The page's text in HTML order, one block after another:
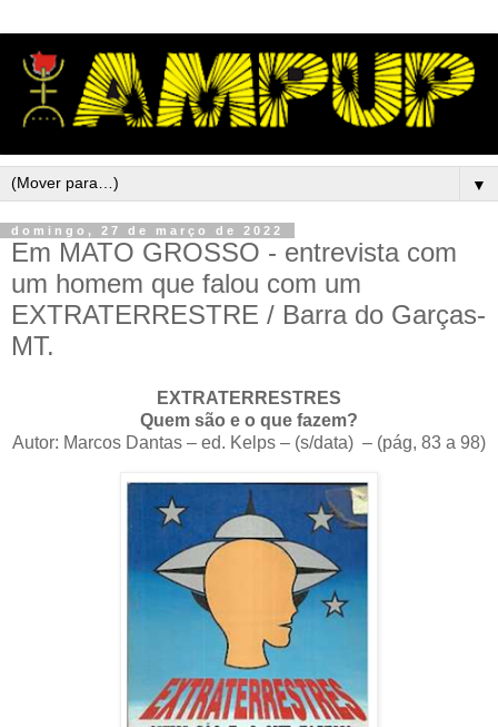
▼
domingo, 27 de março de 2022
Em MATO GROSSO - entrevista com
um homem que falou com um
EXTRATERRESTRE / Barra do Garças-
MT.
EXTRATERRESTRES
Quem são e o que fazem?
Autor: Marcos Dantas – ed. Kelps – (s/data) – (pág, 83 a 98)